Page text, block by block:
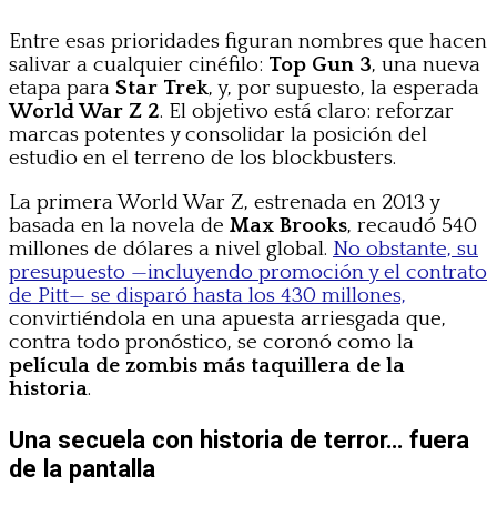
Entre esas prioridades figuran nombres que hacen
salivar a cualquier cinéfilo: Top Gun 3, una nueva
etapa para Star Trek, y, por supuesto, la esperada
World War Z 2. El objetivo está claro: reforzar
marcas potentes y consolidar la posición del
estudio en el terreno de los blockbusters.
La primera World War Z, estrenada en 2013 y
basada en la novela de Max Brooks, recaudó 540
millones de dólares a nivel global. No obstante, su
presupuesto —incluyendo promoción y el contrato
de Pitt— se disparó hasta los 430 millones,
convirtiéndola en una apuesta arriesgada que,
contra todo pronóstico, se coronó como la
película de zombis más taquillera de la
historia.
Una secuela con historia de terror… fuera
de la pantalla